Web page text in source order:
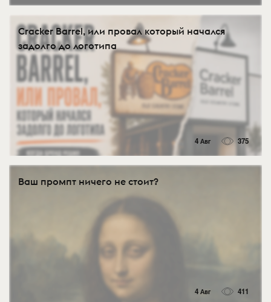
Cracker Barrel, или провал который начался
задолго до логотипа
4 Авг 375
Ваш промпт ничего не стоит?
4 Авг 411